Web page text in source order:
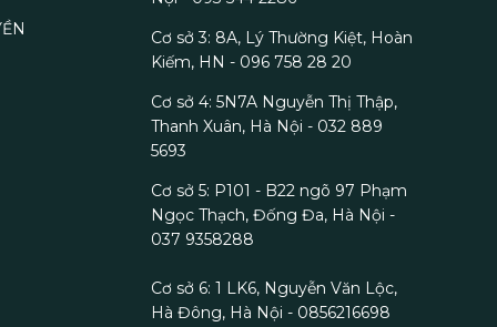
Cơ sở 3: 8A, Lý Thường Kiệt, Hoàn
Kiếm, HN - 096 758 28 20
Cơ sở 4: 5N7A Nguyễn Thị Thập,
Thanh Xuân, Hà Nội - 032 889
5693
Cơ sở 5: P101 - B22 ngõ 97 Phạm
Ngọc Thạch, Đống Đa, Hà Nội -
037 9358288
Cơ sở 6: 1 LK6, Nguyễn Văn Lộc,
Hà Đông, Hà Nội - 0856216698